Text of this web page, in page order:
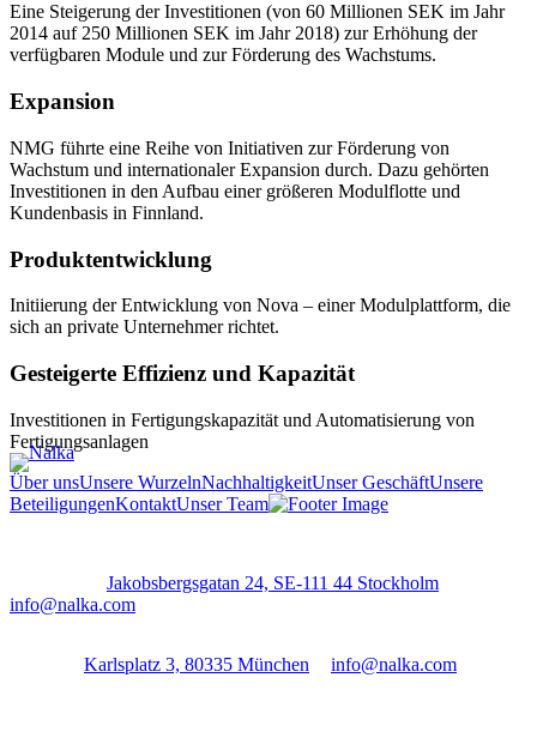
Eine Steigerung der Investitionen (von 60 Millionen SEK im Jahr
2014 auf 250 Millionen SEK im Jahr 2018) zur Erhöhung der
verfügbaren Module und zur Förderung des Wachstums.
Expansion
NMG führte eine Reihe von Initiativen zur Förderung von
Wachstum und internationaler Expansion durch. Dazu gehörten
Investitionen in den Aufbau einer größeren Modulflotte und
Kundenbasis in Finnland.
Produktentwicklung
Initiierung der Entwicklung von Nova – einer Modulplattform, die
sich an private Unternehmer richtet.
Gesteigerte Effizienz und Kapazität
Investitionen in Fertigungskapazität und Automatisierung von
Fertigungsanlagen
Über unsUnsere WurzelnNachhaltigkeitUnser GeschäftUnsere
BeteiligungenKontaktUnser Team
Jakobsbergsgatan 24, SE-111 44 Stockholm
info@nalka.com
Karlsplatz 3, 80335 München info@nalka.com